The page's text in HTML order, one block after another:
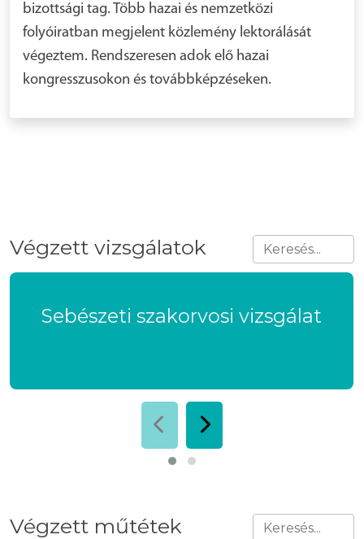
bizottsági tag. Több hazai és nemzetközi
folyóiratban megjelent közlemény lektorálását
végeztem. Rendszeresen adok elő hazai
kongresszusokon és továbbképzéseken.
Végzett vizsgálatok
Sebészeti szakorvosi vizsgálat
Végzett műtétek